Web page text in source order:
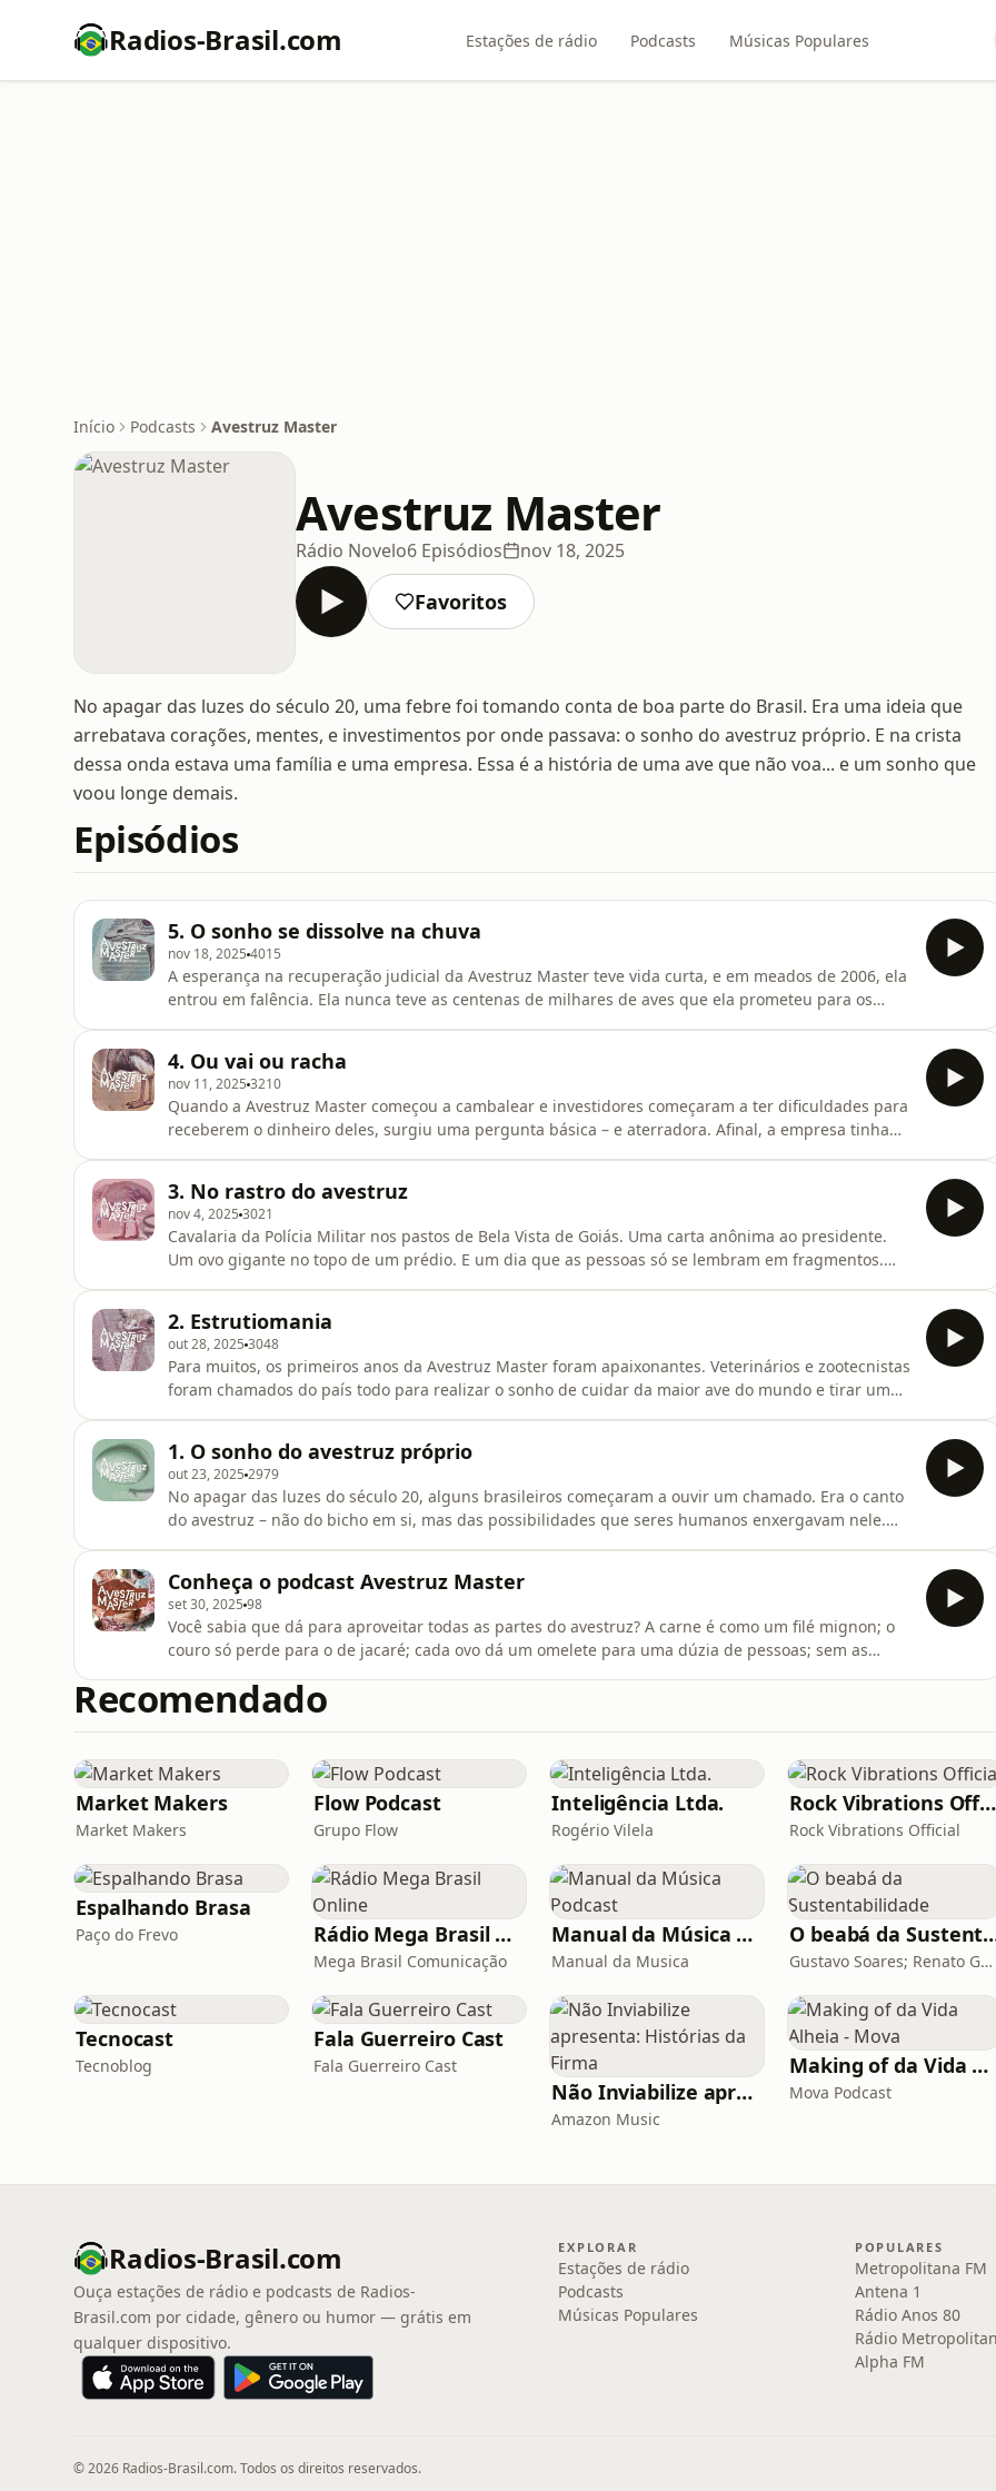
Radios-Brasil.com Estações de rádio Podcasts Músicas Populares
Início Podcasts Avestruz Master
Avestruz Master
Rádio Novelo6 Episódios nov 18, 2025
Favoritos
No apagar das luzes do século 20, uma febre foi tomando conta de boa parte do Brasil. Era uma ideia que
arrebatava corações, mentes, e investimentos por onde passava: o sonho do avestruz próprio. E na crista
dessa onda estava uma família e uma empresa. Essa é a história de uma ave que não voa... e um sonho que
voou longe demais.
Episódios
5. O sonho se dissolve na chuva
nov 18, 2025 4015
A esperança na recuperação judicial da Avestruz Master teve vida curta, e em meados de 2006, ela
entrou em falência. Ela nunca teve as centenas de milhares de aves que ela prometeu para os
valor? E o que seria das
4. Ou vai ou racha
nov 11, 2025 3210
Quando a Avestruz Master começou a cambalear e investidores começaram a ter dificuldades para
receberem o dinheiro deles, surgiu uma pergunta básica – e aterradora. Afinal, a empresa tinha
do Brasil, mas, com
3. No rastro do avestruz
nov 4, 2025 3021
Cavalaria da Polícia Militar nos pastos de Bela Vista de Goiás. Uma carta anônima ao presidente.
Um ovo gigante no topo de um prédio. E um dia que as pessoas só se lembram em fragmentos.
antecedência: radionovelo.com
2. Estrutiomania
out 28, 2025 3048
Para muitos, os primeiros anos da Avestruz Master foram apaixonantes. Veterinários e zootecnistas
foram chamados do país todo para realizar o sonho de cuidar da maior ave do mundo e tirar um
pequeno jornal de Go
1. O sonho do avestruz próprio
out 23, 2025 2979
No apagar das luzes do século 20, alguns brasileiros começaram a ouvir um chamado. Era o canto
do avestruz – não do bicho em si, mas das possibilidades que seres humanos enxergavam nele.
interior do país até ch
Conheça o podcast Avestruz Master
set 30, 2025 98
Você sabia que dá para aproveitar todas as partes do avestruz? A carne é como um filé mignon; o
couro só perde para o de jacaré; cada ovo dá um omelete para uma dúzia de pessoas; sem as
antes de embarcar nessa grande oportunidade de negócios. E foi assim que, num curto período
entre o final dos anos 199
Recomendado
Market Makers
Market Makers
Flow Podcast
Grupo Flow
Inteligência Ltda.
Rogério Vilela
Rock Vibrations Official
Rock Vibrations Official
Espalhando Brasa
Paço do Frevo Rádio Mega Brasil Online
Mega Brasil Comunicação
Manual da Música Podcast
Manual da Musica
O beabá da
Gustavo Soares; Renato Gatti
Tecnocast
Tecnoblog
Fala Guerreiro Cast
Fala Guerreiro Cast
Não Inviabilize apresenta: Histórias da Firma
Amazon Music
Making of da Vida Alheia - Mova
Mova Podcast
Radios-Brasil.com
Ouça estações de rádio e podcasts de Radios-
Brasil.com por cidade, gênero ou humor — grátis em
qualquer dispositivo.
EXPLORAR
Estações de rádio
Podcasts
Músicas Populares
POPULARES
Metropolitana FM
Antena 1
Rádio Anos 80
Rádio
Alpha FM
© 2026 Radios-Brasil.com. Todos os direitos reservados.